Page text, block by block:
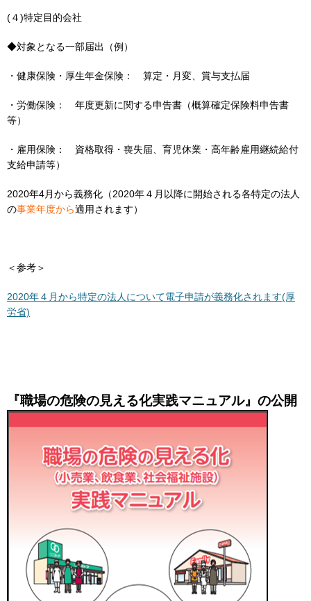
(４)特定目的会社
◆対象となる一部届出（例）
・健康保険・厚生年金保険： 算定・月変、賞与支払届
・労働保険： 年度更新に関する申告書（概算確定保険料申告書
等）
・雇用保険： 資格取得・喪失届、育児休業・高年齢雇用継続給付
支給申請等）
2020年4月から義務化（2020年４⽉以降に開始される各特定の法⼈
の事業年度から適用されます）
＜参考＞
2020年４月から特定の法人について電子申請が義務化されます(厚
労省)
『職場の危険の見える化実践マニュアル』の公開